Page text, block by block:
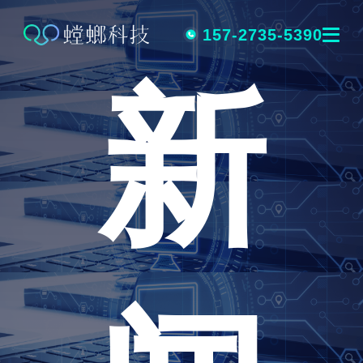
跳
内
容
157-2735-5390
新